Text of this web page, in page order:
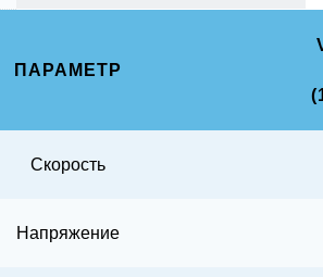
ПАРАМЕТР
Скорость
Напряжение